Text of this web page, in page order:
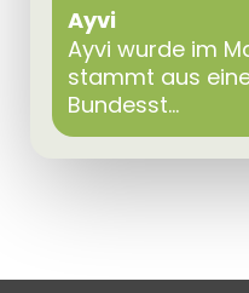
Ayvi
Ayvi wurde im
stammt aus
Bundesst...